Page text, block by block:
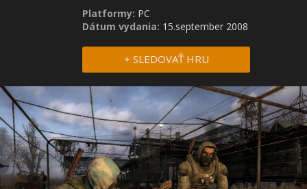
Platformy: PC
Dátum vydania: 15.september 2008
+ SLEDOVAŤ HRU